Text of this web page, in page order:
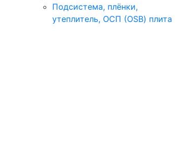
Подсистема, плёнки,
утеплитель, ОСП (OSB) плита